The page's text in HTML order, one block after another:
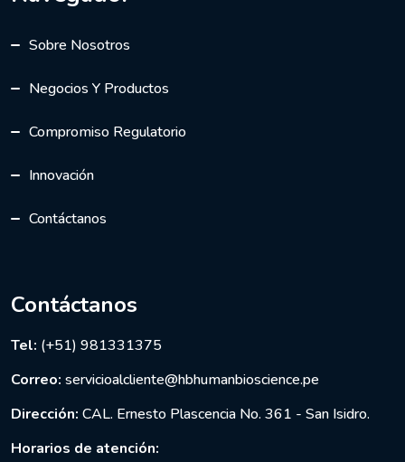
Sobre Nosotros
Negocios Y Productos
Compromiso Regulatorio
Innovación
Contáctanos
Contáctanos
Tel: (+51) 981331375
Correo: servicioalcliente@hbhumanbioscience.pe
Dirección: CAL. Ernesto Plascencia No. 361 - San Isidro.
Horarios de atención: